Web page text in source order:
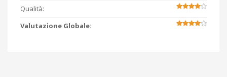
Qualità:
Valutazione Globale: